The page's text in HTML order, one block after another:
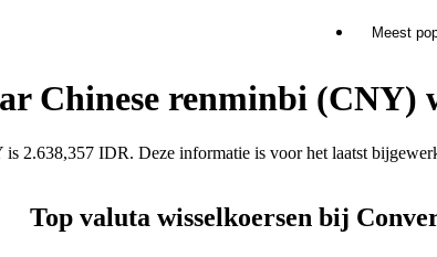
Meest
Chinese renminbi (CNY)
2.638,357 IDR. Deze informatie is voor het laatst
Top valuta wisselkoersen bij